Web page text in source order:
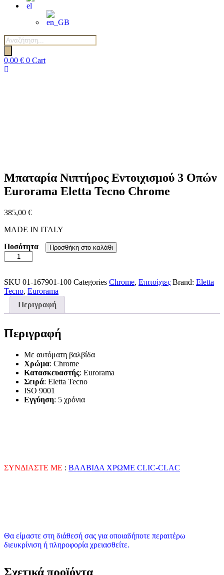
Αναζήτηση
προϊόντων
0,00 € 0 Cart
Μπαταρία Νιπτήρος Εντοιχισμού 3 Οπών
Eurorama Eletta Tecno Chrome
385,00 €
MADE IN ITALY
Ποσότητα
Μπαταρία
Νιπτήρος
3
Οπών
Eurorama
Eletta
ποσότητα
Προσθήκη στο καλάθι
SKU 01-167901-100 Categories Chrome, Επιτοίχιες Brand: Eletta
Tecno, Eurorama
Περιγραφή
Περιγραφή
Με αυτόματη βαλβίδα
Χρώμα: Chrome
Κατασκευαστής: Eurorama
Σειρά: Eletta Tecno
ISO 9001
Εγγύηση: 5 χρόνια
ΣΥΝΔΙΑΣΤΕ ΜΕ : ΒΑΛΒΙΔΑ ΧΡΩΜΕ CLIC-CLAC
Θα είμαστε στη διάθεσή σας για οποιαδήποτε περαιτέρω
διευκρίνιση ή πληροφορία χρειασθείτε.
Σχετικά προϊόντα